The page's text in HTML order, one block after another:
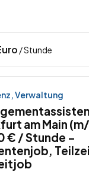
/ Stunde
Verwaltung
am Main
€ / Stunde –